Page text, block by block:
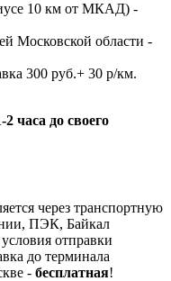
10 км от МКАД) -
Московской области -
300 руб.+ 30 р/км.
часа до своего
через транспортную
ПЭК, Байкал
отправки
до терминала
- бесплатная!